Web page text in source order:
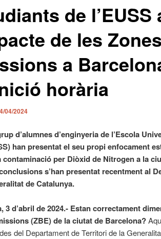
de l’EUSS
de les
a
horària
04/2024
d’alumnes d’enginyeria de l’Escola
han presentat el seu propi enfocament
contaminació per Diòxid de Nitrogen a la
s’han presentat recentment al
de Catalunya.
3 d’abril de 2024.- Estan correctament
(ZBE) de la ciutat de Barcelona?
del Departament de Territori de la